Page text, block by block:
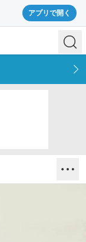
アプリで開く